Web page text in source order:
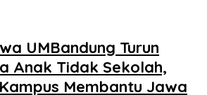
UMBandung Turun
Anak Tidak Sekolah,
Membantu Jawa